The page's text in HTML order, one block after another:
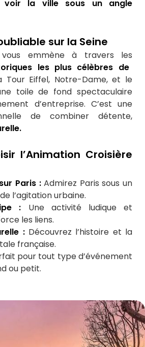
voir la ville sous un angle
sur la Seine
emmène à travers les
les plus célèbres de
Tour Eiffel, Notre-Dame, et le
toile de fond spectaculaire
d’entreprise. C’est une
de combiner détente,
l’Animation Croisière
Paris :Admirez Paris sous un
l’agitation urbaine.
: Une activité ludique et
les liens.
:Découvrez l’histoire et la
française.
pour tout type d’événement
ou petit.